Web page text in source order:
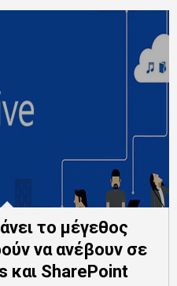
το μέγεθος
να ανέβουν σε
και SharePoint